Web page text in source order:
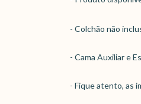
- Colchão não
- Cama Auxiliar e
- Fique atento, as